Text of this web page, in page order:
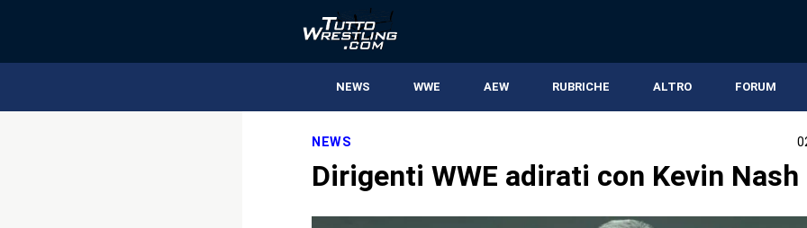
NEWS WWE AEW RUBRICHE ALTRO FORUM
NEWS
Dirigenti WWE adirati con Kevin Nash